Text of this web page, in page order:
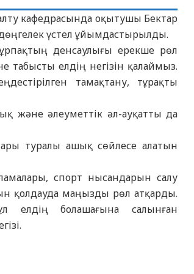
кафедрасында оқытушы Бектар
үстел ұйымдастырылды.
денсаулығы ерекше рөл
табысты елдің негізін қалаймыз.
тамақтану, тұрақты
және әлеуметтік әл-ауқатты да
туралы ашық сөйлесе алатын
спорт нысандарын салу
қолдауда маңызды рөл атқарды.
елдің болашағына салынған